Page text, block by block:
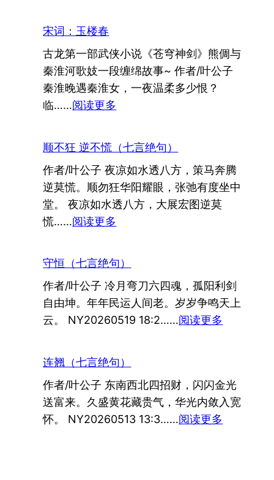
言
绝
宋词：玉楼春
古龙第一部武侠小说《苍穹神剑》熊倜与
秦淮河歌妓一段缠绵故事~ 作者/叶公子
秦淮晚遇秦淮女，一夜温柔多少恨？
临……阅读更多
词：
玉
楼
春
顺不狂 逆不慌（七言绝句）
作者/叶公子 夜凉如水透八方，策马奔腾
逆莫慌。顺勿狂华阳耀眼，张弛有度坐中
堂。 夜凉如水透八方，大展宏图逆莫
慌……阅读更多
狂
逆
不
慌
言
句）
守恒（七言绝句）
作者/叶公子 冷月弯刀六四魂，孤阳利剑
自由坤。年年民运人间老。岁岁争鸣天上
云。 NY20260519 18:2……阅读更多
言
绝
句）
连翘（七言绝句）
作者/叶公子 东南西北四招财，闪闪金光
送富来。久盛黄花藏贵气，华光内敛入宽
怀。 NY20260513 13:3……阅读更多